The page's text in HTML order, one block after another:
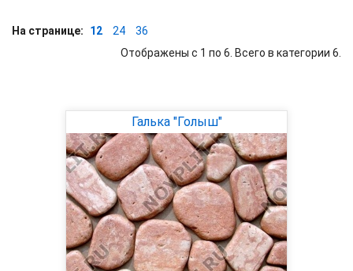
На странице: 12 24
36
Отображены с 1 по 6. Всего в категории 6.
Галька "Голыш"